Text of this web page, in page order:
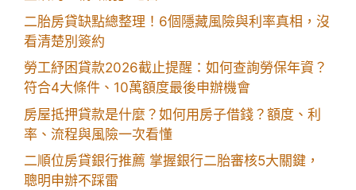
二胎房貸缺點總整理！6個隱藏風險與利率真相，沒
看清楚別簽約
勞工紓困貸款2026截止提醒：如何查詢勞保年資？
符合4大條件、10萬額度最後申辦機會
房屋抵押貸款是什麼？如何用房子借錢？額度、利
率、流程與風險一次看懂
二順位房貸銀行推薦 掌握銀行二胎審核5大關鍵，
聰明申辦不踩雷